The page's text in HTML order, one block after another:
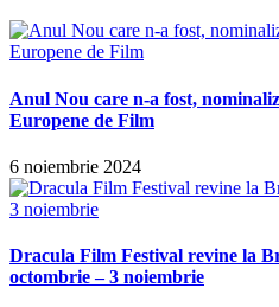
Anul Nou care n-a fost,
Europene de Film
6 noiembrie 2024
Dracula Film Festival revine la
octombrie – 3 noiembrie